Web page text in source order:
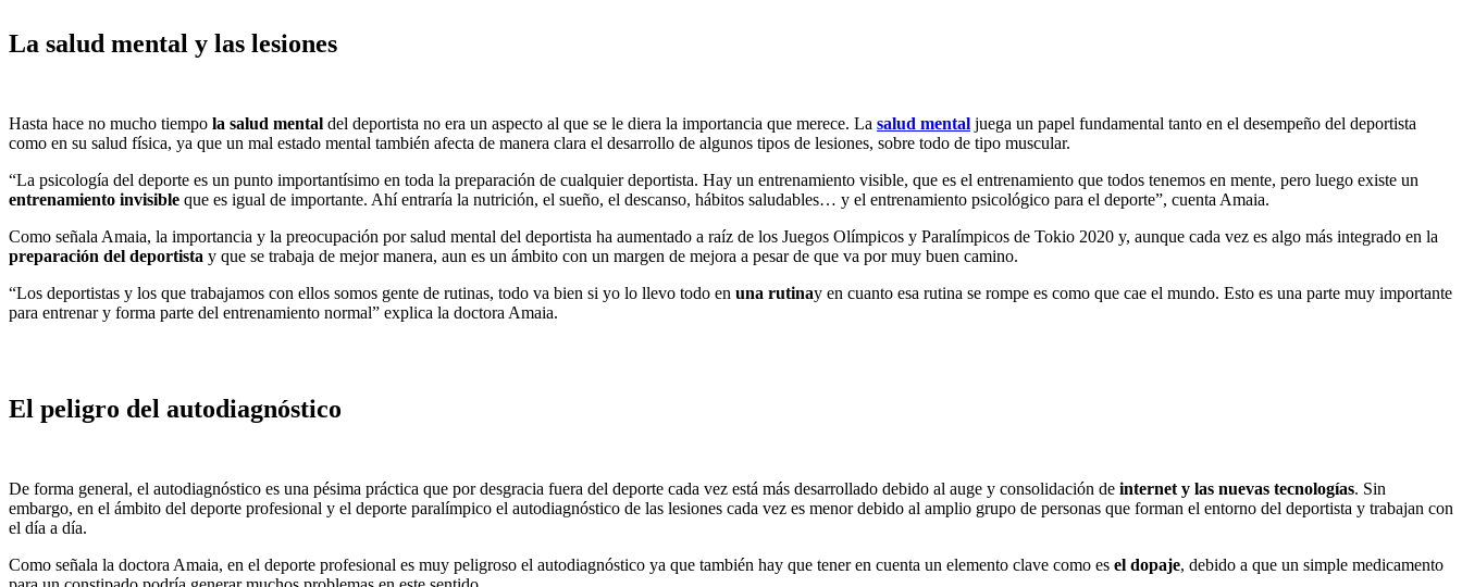
La salud mental y las lesiones
Hasta hace no mucho tiempo la salud mental del deportista no era un aspecto al que se le diera la importancia que merece. La salud mental juega un papel fundamental tanto en el desempeño del deportista
como en su salud física, ya que un mal estado mental también afecta de manera clara el desarrollo de algunos tipos de lesiones, sobre todo de tipo muscular.
“La psicología del deporte es un punto importantísimo en toda la preparación de cualquier deportista. Hay un entrenamiento visible, que es el entrenamiento que todos tenemos en mente, pero luego existe un
entrenamiento invisible que es igual de importante. Ahí entraría la nutrición, el sueño, el descanso, hábitos saludables… y el entrenamiento psicológico para el deporte”, cuenta Amaia.
Como señala Amaia, la importancia y la preocupación por salud mental del deportista ha aumentado a raíz de los Juegos Olímpicos y Paralímpicos de Tokio 2020 y, aunque cada vez es algo más integrado en la
preparación del deportista y que se trabaja de mejor manera, aun es un ámbito con un margen de mejora a pesar de que va por muy buen camino.
“Los deportistas y los que trabajamos con ellos somos gente de rutinas, todo va bien si yo lo llevo todo en una rutinay en cuanto esa rutina se rompe es como que cae el mundo. Esto es una parte muy importante
para entrenar y forma parte del entrenamiento normal” explica la doctora Amaia.
El peligro del autodiagnóstico
De forma general, el autodiagnóstico es una pésima práctica que por desgracia fuera del deporte cada vez está más desarrollado debido al auge y consolidación de internet y las nuevas tecnologías. Sin
embargo, en el ámbito del deporte profesional y el deporte paralímpico el autodiagnóstico de las lesiones cada vez es menor debido al amplio grupo de personas que forman el entorno del deportista y trabajan con
el día a día.
Como señala la doctora Amaia, en el deporte profesional es muy peligroso el autodiagnóstico ya que también hay que tener en cuenta un elemento clave como es el dopaje, debido a que un simple medicamento